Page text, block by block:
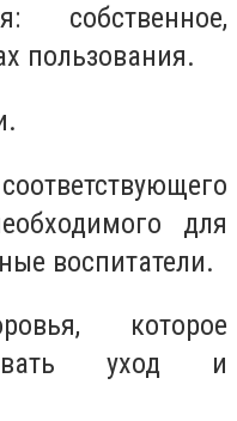
пользования.
для
воспитатели.
которое
уход и